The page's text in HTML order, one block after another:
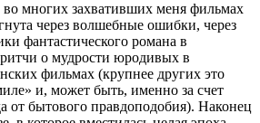
во многих захвативших меня фильмах
через волшебные ошибки, через
фантастического романа в
о мудрости юродивых в
фильмах (крупнее других это
и, может быть, именно за счет
от бытового правдоподобия). Наконец